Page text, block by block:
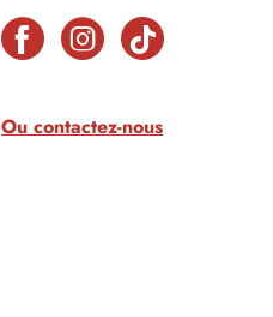
Ou contactez-nous